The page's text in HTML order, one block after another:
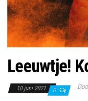
Leeuwtje!
10 juni 2021 0